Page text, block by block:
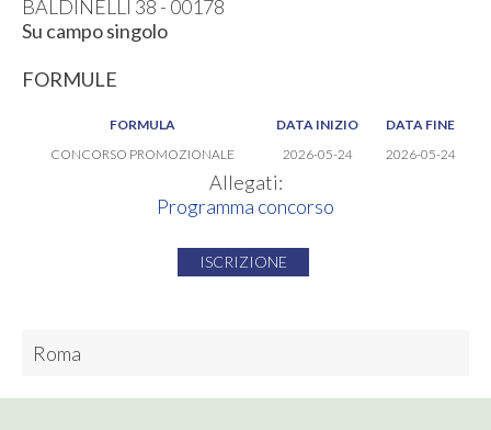
BALDINELLI 38 - 00178
Su campo singolo
FORMULE
FORMULA DATA INIZIO
DATA FINE
CONCORSO PROMOZIONALE
2026-05-24 2026-05-24
Allegati:
Programma concorso
ISCRIZIONE
Roma